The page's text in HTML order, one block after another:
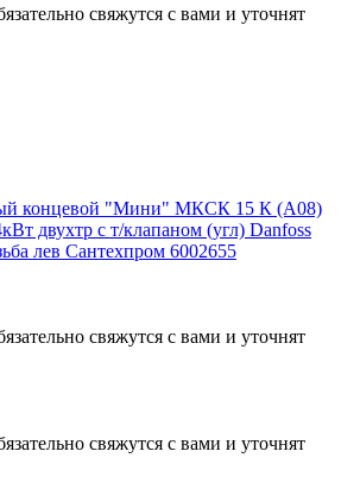
свяжутся с вами и уточнят
концевой "Мини" МКСК 15 К (А08)
двухтр с т/клапаном (угл) Danfoss
лев Сантехпром 6002655
свяжутся с вами и уточнят
свяжутся с вами и уточнят